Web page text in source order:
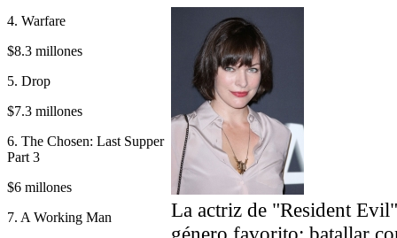
4. Warfare
$8.3 millones
5. Drop
$7.3 millones
6. The Chosen: Last Supper
Part 3
$6 millones
7. A Working Man
La actriz de "Resident